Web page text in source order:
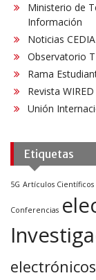
Ministerio de
Información
Noticias CEDIA
Observatorio
Rama
Revista WIRED
Unión
Etiquetas
5G Artículos Científicos
Conferencias
electrónicos